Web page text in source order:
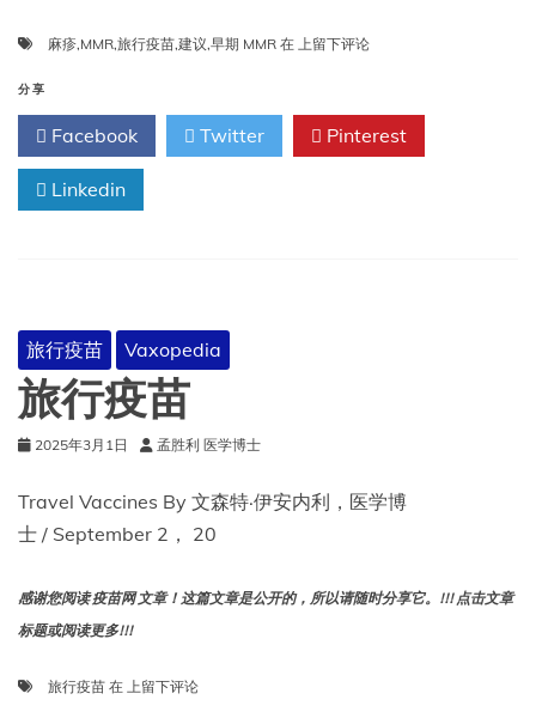
麻疹,MMR,旅行疫苗,建议,早期 MMR 在 带
旅
前
上留下评论
分享
Facebook Twitter Pinterest
Linkedin
旅行疫苗 Vaxopedia
旅行疫苗
2025年3月1日 孟胜利 医学博士
Travel Vaccines By 文森特·伊安内利，医学博
士 / September 2， 20
感谢您阅读 疫苗网 文章！这篇文章是公开的，所以请随时分享它。!!! 点击文章
标题或阅读更多!!!
旅行疫苗 在 旅
上留下评论